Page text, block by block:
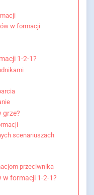
w formacji
1-2-1?
grze?
scenariuszach
przeciwnika
formacji 1-2-1?